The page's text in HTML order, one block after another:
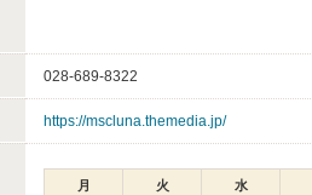
028-689-8322
https://mscluna.themedia.jp/
月 火 水